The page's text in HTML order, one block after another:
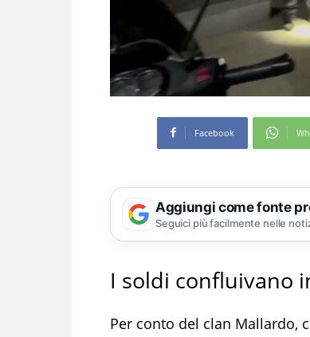
Facebook
Aggiungi come fonte
Seguici più facilmente nelle
I soldi confluivano
Per conto del clan Mallardo,